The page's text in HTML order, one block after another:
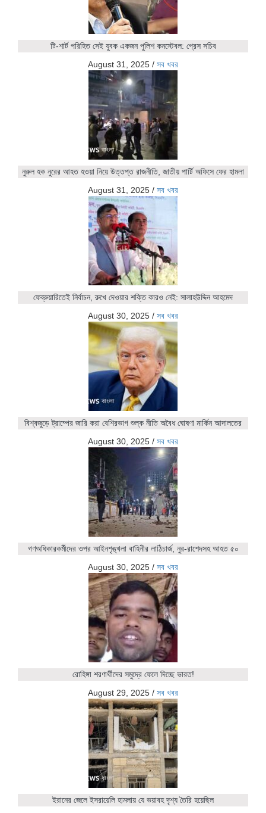
টি-শার্ট পরিহিত সেই যুবক একজন পুলিশ কনস্টেবল: প্রেস সচিব
August 31, 2025 / সব খবর
নুরুল হক নুরের আহত হওয়া নিয়ে উত্তপ্ত রাজনীতি, জাতীয় পার্টি অফিসে ফের হামলা
August 31, 2025 / সব খবর
ফেব্রুয়ারিতেই নির্বাচন, রুখে দেওয়ার শক্তি কারও নেই: সালাহউদ্দিন আহমেদ
August 30, 2025 / সব খবর
বিশ্বজুড়ে ট্রাম্পের জারি করা বেশিরভাগ শুল্ক নীতি অবৈধ ঘোষণা মার্কিন আদালতের
August 30, 2025 / সব খবর
গণঅধিকারকর্মীদের ওপর আইনশৃঙ্খলা বাহিনীর লাঠিচার্জ, নুর-রাশেদসহ আহত ৫০
August 30, 2025 / সব খবর
রোহিঙ্গা শরণার্থীদের সমুদ্রে ফেলে দিচ্ছে ভারত!
August 29, 2025 / সব খবর
ইরানের জেলে ইসরায়েলি হামলায় যে ভয়াবহ দৃশ্য তৈরি হয়েছিল